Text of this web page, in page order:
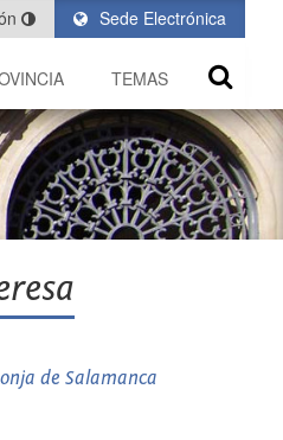
Sede Electrónica
TEMAS
de Salamanca